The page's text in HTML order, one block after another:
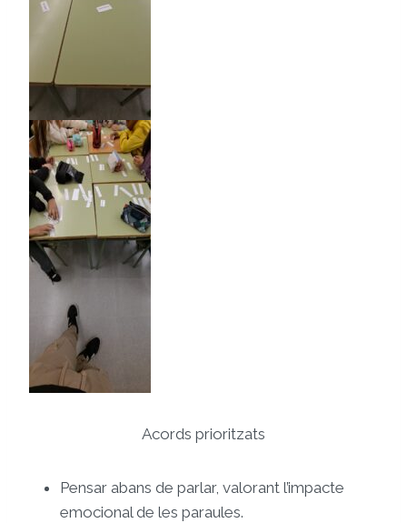
Acords prioritzats
Pensar abans de parlar, valorant l’impacte
emocional de les paraules.